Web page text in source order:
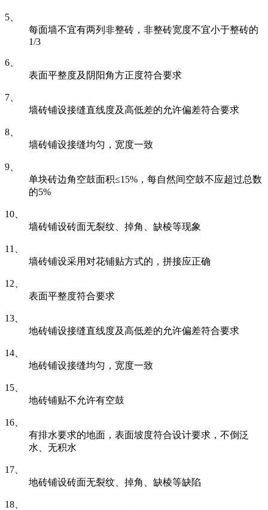
5、
每面墙不宜有两列非整砖，非整砖宽度不宜小于整砖的
1/3
6、
表面平整度及阴阳角方正度符合要求
7、
墙砖铺设接缝直线度及高低差的允许偏差符合要求
8、
墙砖铺设接缝均匀，宽度一致
9、
单块砖边角空鼓面积≤15%，每自然间空鼓不应超过总数
的5%
10、
墙砖铺设砖面无裂纹、掉角、缺棱等现象
11、
墙砖铺设采用对花铺贴方式的，拼接应正确
12、
表面平整度符合要求
13、
地砖铺设接缝直线度及高低差的允许偏差符合要求
14、
地砖铺设接缝均匀，宽度一致
15、
地砖铺贴不允许有空鼓
16、
有排水要求的地面，表面坡度符合设计要求，不倒泛
水、无积水
17、
地砖铺设砖面无裂纹、掉角、缺棱等缺陷
18、